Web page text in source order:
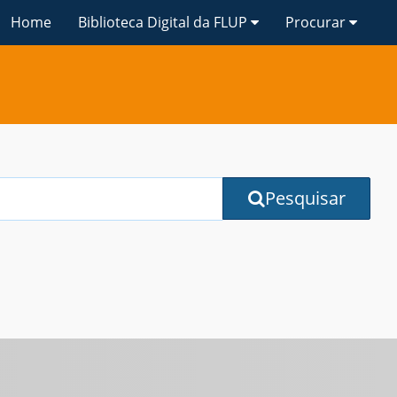
Home Biblioteca Digital da FLUP Procurar
Pesquisar